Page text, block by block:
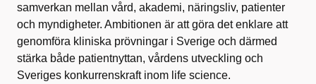
samverkan mellan vård, akademi, näringsliv, patienter
och myndigheter. Ambitionen är att göra det enklare att
genomföra kliniska prövningar i Sverige och därmed
stärka både patientnyttan, vårdens utveckling och
Sveriges konkurrenskraft inom life science.